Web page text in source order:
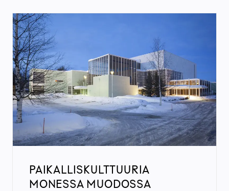
PAIKALLISKULTTUURIA
MONESSA MUODOSSA